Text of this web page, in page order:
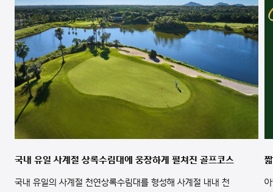
국내 유일 사계절 상록수림대에 웅장하게 펼쳐진 골프코스
국내 유일의 사계절 천연상록수림대를 형성해 사계절 내내 천